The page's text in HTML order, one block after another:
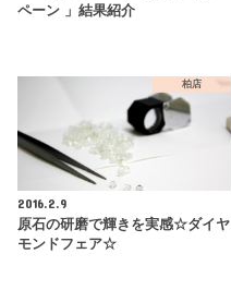
ペーン 」結果紹介
柏店
2016.2.9
原石の研磨で輝きを実感☆ダイヤ
モンドフェア☆